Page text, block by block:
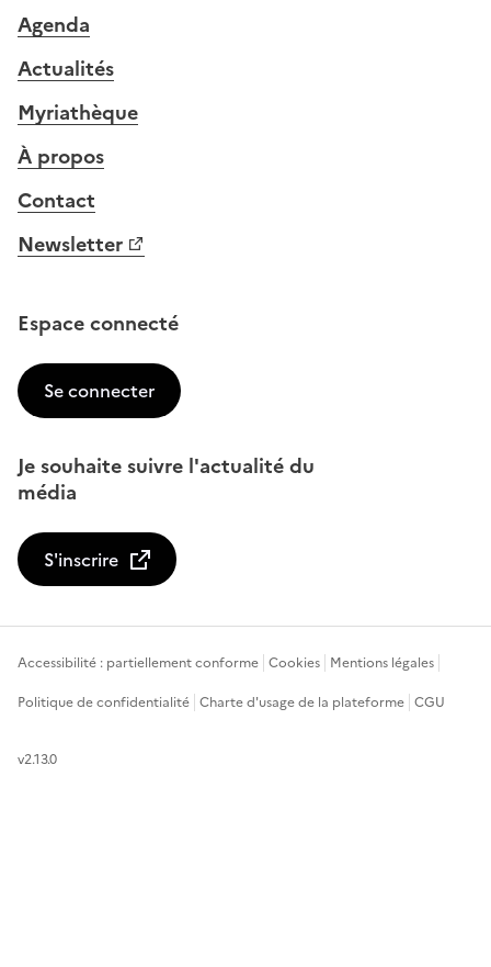
Agenda
Actualités
Myriathèque
À propos
Contact
Newsletter
Espace connecté
Se connecter
Je souhaite suivre l'actualité du
média
S'inscrire
Accessibilité : partiellement conforme Cookies Mentions légales
Politique de confidentialité Charte d'usage de la plateforme CGU
v2.13.0